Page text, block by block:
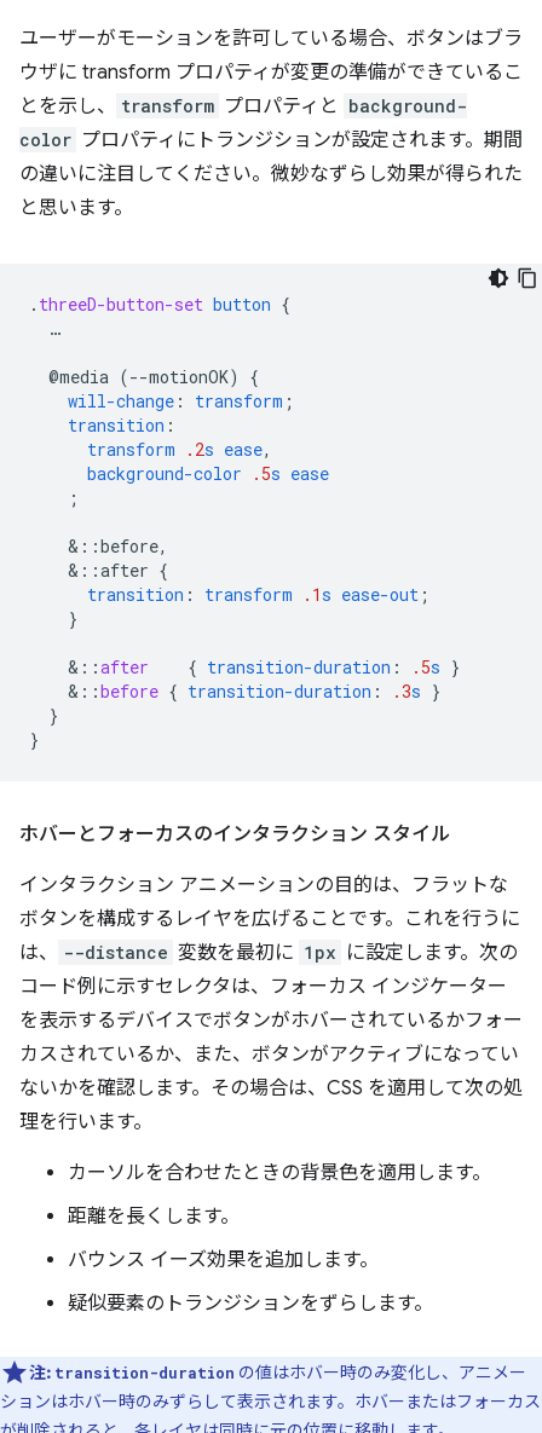
ユーザーがモーションを許可している場合、ボタンはブラ
ウザに transform プロパティが変更の準備ができているこ
とを示し、
transform プロパティと
background-
color プロパティにトランジションが設定されます。期間
の違いに注目してください。微妙なずらし効果が得られた
と思います。
. threeD-button-set button {
…
@media (--motionOK)
{
will-change : transform ;
transition :
transform
.2s ease,
background-color
.5s ease
;
& ::before,
& ::after {
transition : transform .1s ease-out ;
}
& ::after { transition-duration : .5s }
& ::before { transition-duration : .3s }
}
}
ホバーとフォーカスのインタラクション スタイル
インタラクション アニメーションの目的は、フラットな
ボタンを構成するレイヤを広げることです。これを行うに
は、
--distance 変数を最初に 1px に設定します。次の
コード例に示すセレクタは、フォーカス インジケーター
を表示するデバイスでボタンがホバーされているかフォー
カスされているか、また、ボタンがアクティブになってい
ないかを確認します。その場合は、CSS を適用して次の処
理を行います。
カーソルを合わせたときの背景色を適用します。
距離を長くします。
バウンス イーズ効果を追加します。
疑似要素のトランジションをずらします。
注: transition-duration の値はホバー時のみ変化し、アニメー
ションはホバー時のみずらして表示されます。ホバーまたはフォーカス